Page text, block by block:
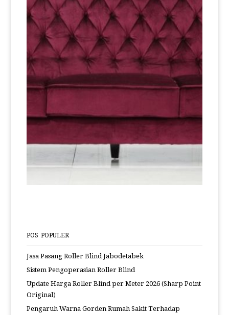
POS POPULER
Jasa Pasang Roller Blind Jabodetabek
Sistem Pengoperasian Roller Blind
Update Harga Roller Blind per Meter 2026 (Sharp Point
Original)
Pengaruh Warna Gorden Rumah Sakit Terhadap